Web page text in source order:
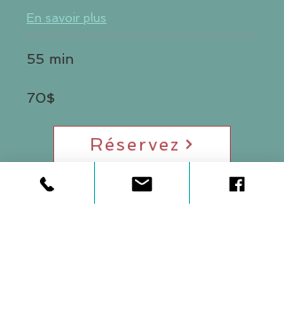
En savoir plus
55 min
70$
Réservez